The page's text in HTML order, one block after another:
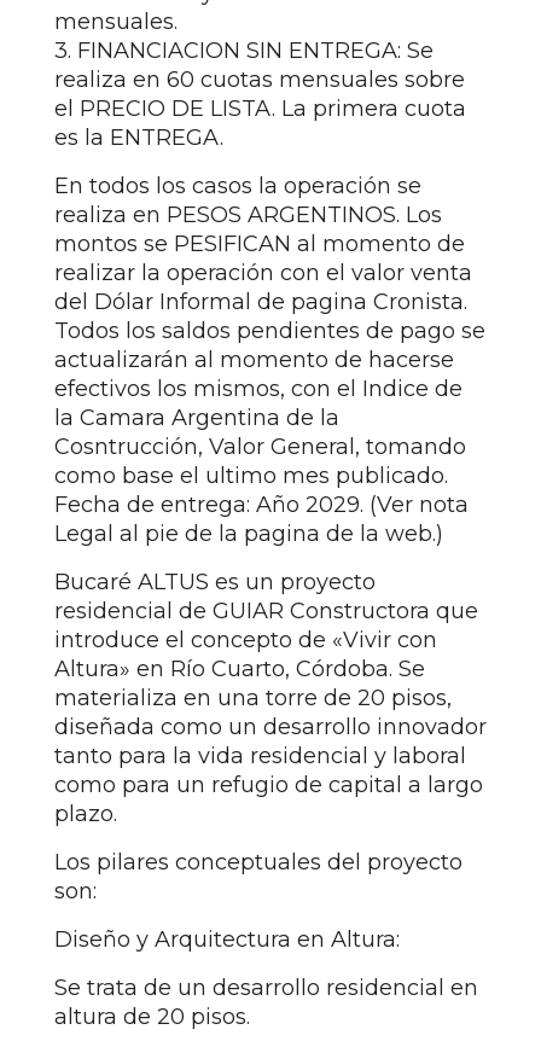
mensuales.
3. FINANCIACION SIN ENTREGA: Se
realiza en 60 cuotas mensuales sobre
el PRECIO DE LISTA. La primera cuota
es la ENTREGA.
En todos los casos la operación se
realiza en PESOS ARGENTINOS. Los
montos se PESIFICAN al momento de
realizar la operación con el valor venta
del Dólar Informal de pagina Cronista.
Todos los saldos pendientes de pago se
actualizarán al momento de hacerse
efectivos los mismos, con el Indice de
la Camara Argentina de la
Cosntrucción, Valor General, tomando
como base el ultimo mes publicado.
Fecha de entrega: Año 2029. (Ver nota
Legal al pie de la pagina de la web.)
Bucaré ALTUS es un proyecto
residencial de GUIAR Constructora que
introduce el concepto de «Vivir con
Altura» en Río Cuarto, Córdoba. Se
materializa en una torre de 20 pisos,
diseñada como un desarrollo innovador
tanto para la vida residencial y laboral
como para un refugio de capital a largo
plazo.
Los pilares conceptuales del proyecto
son:
Diseño y Arquitectura en Altura:
Se trata de un desarrollo residencial en
altura de 20 pisos.